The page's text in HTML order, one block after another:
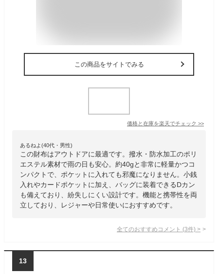
この商品をサイトでみる
価格と在庫を楽天でチェック >>
あるねよ(40代・男性)
この財布はアウトドアに最適です。撥水・防水加工のポリ
エステル素材で雨の日も安心。約40gと非常に軽量かつコ
ンパクトで、ポケットに入れても邪魔になりません。小銭
入れやカードポケットに加え、バッグに装着できるDカン
も備えており、紛失しにくい設計です。機能と携帯性を両
立しており、レジャーや日常使いにおすすめです。
全てのおすすめコメント (3件) >
13